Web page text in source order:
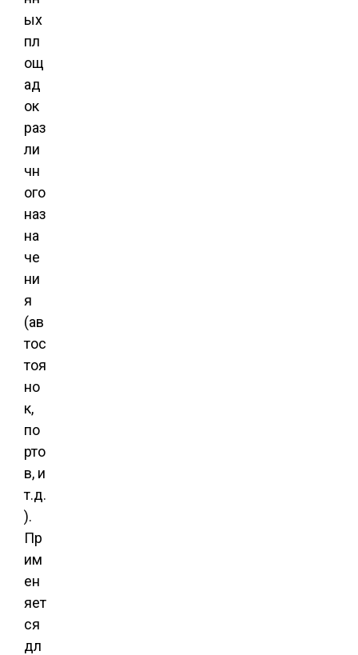
ых
пл
ощ
ад
ок
раз
ли
чн
ого
наз
на
че
ни
я
(ав
тос
тоя
но
к,
по
рто
в, и
т.д.
).
Пр
им
ен
яет
ся
дл